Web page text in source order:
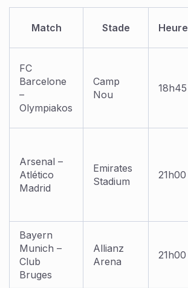
Match Stade Heure
FC
Barcelone
–
Olympiakos
Camp
Nou
18h45
Arsenal –
Atlético
Madrid
Emirates
Stadium
21h00
Bayern
Munich –
Club
Bruges
Allianz
Arena
21h00